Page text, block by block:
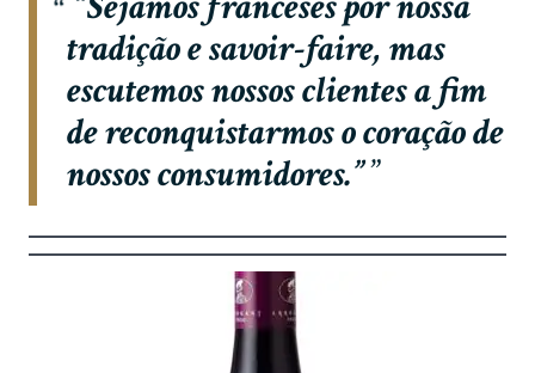
tradição e savoir-faire, mas
escutemos nossos clientes a fim
de reconquistarmos o coração de
nossos consumidores.”